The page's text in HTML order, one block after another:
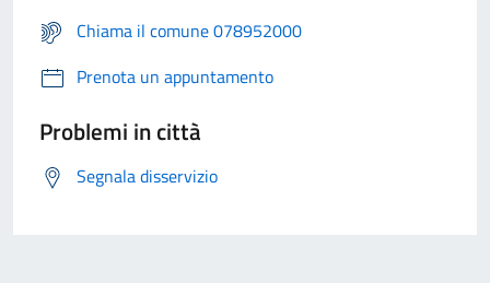
Chiama il comune 078952000
Prenota un appuntamento
Problemi in città
Segnala disservizio